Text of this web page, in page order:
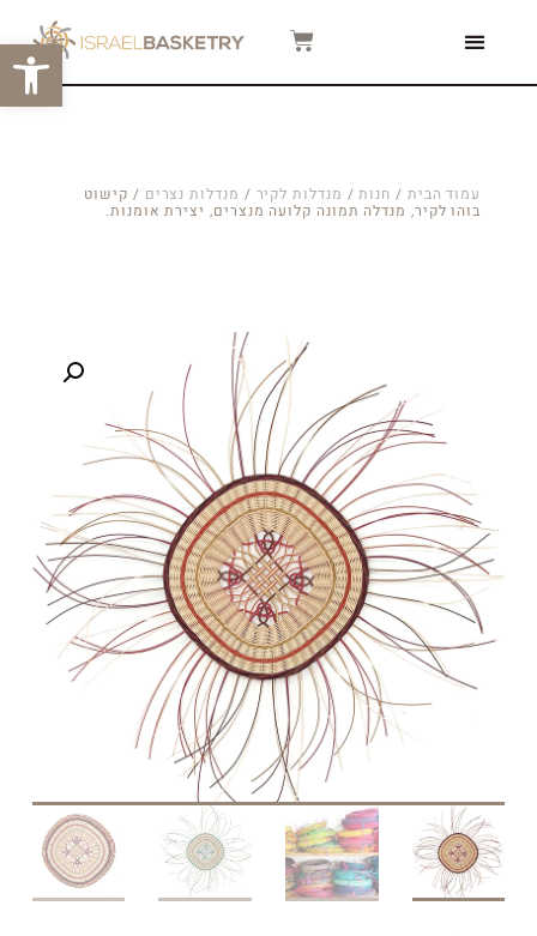
עמוד הבית / חנות/ מנדלות לקיר / מנדלות נצרים / קישוט
בוהו לקיר, מנדלה תמונה קלועה מנצרים, יצירת אומנות.
פתח